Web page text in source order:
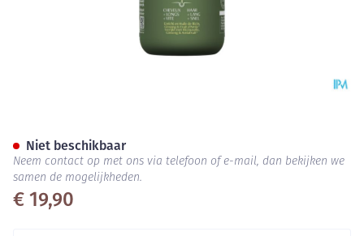
€ 19,90
Niet beschikbaar
Neem contact op met ons via telefoon of e-mail, dan bekijken we
samen de mogelijkheden.